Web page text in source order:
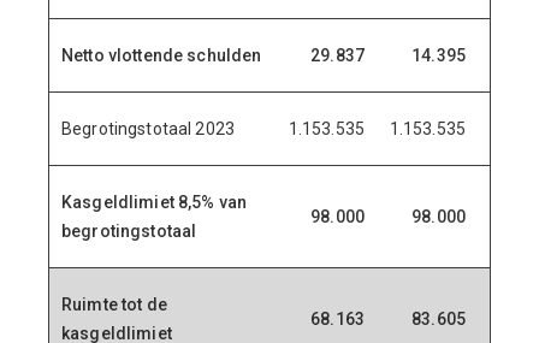
Netto vlottende schulden 29.837 14.395
Begrotingstotaal 2023 1.153.535 1.153.535
Kasgeldlimiet 8,5% van
begrotingstotaal
98.000 98.000
Ruimte tot de
kasgeldlimiet
68.163 83.605